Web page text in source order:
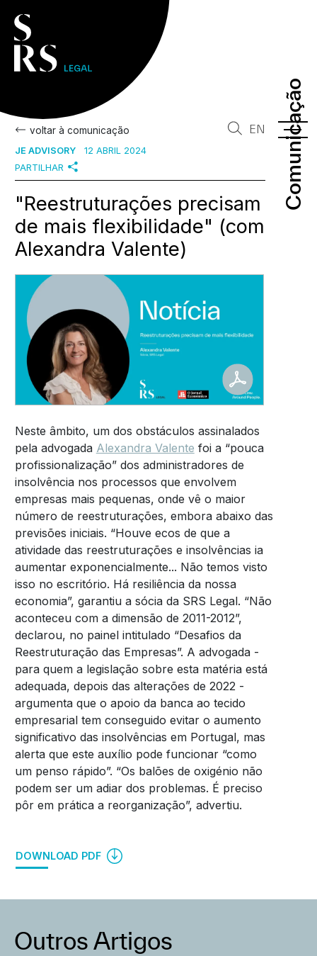
Comunicação
Comunicação
EN
voltar à comunicação
JE ADVISORY
12 ABRIL 2024
PARTILHAR
"Reestruturações precisam
de mais flexibilidade" (com
Alexandra Valente)
Neste âmbito, um dos obstáculos assinalados
pela advogada Alexandra Valente foi a “pouca
profissionalização” dos administradores de
insolvência nos processos que envolvem
empresas mais pequenas, onde vê o maior
número de reestruturações, embora abaixo das
previsões iniciais. “Houve ecos de que a
atividade das reestruturações e insolvências ia
aumentar exponencialmente... Não temos visto
isso no escritório. Há resiliência da nossa
economia”, garantiu a sócia da SRS Legal. “Não
aconteceu com a dimensão de 2011-2012”,
declarou, no painel intitulado “Desafios da
Reestruturação das Empresas”. A advogada -
para quem a legislação sobre esta matéria está
adequada, depois das alterações de 2022 -
argumenta que o apoio da banca ao tecido
empresarial tem conseguido evitar o aumento
significativo das insolvências em Portugal, mas
alerta que este auxílio pode funcionar “como
um penso rápido”. “Os balões de oxigénio não
podem ser um adiar dos problemas. É preciso
pôr em prática a reorganização”, advertiu.
DOWNLOAD PDF
Outros Artigos